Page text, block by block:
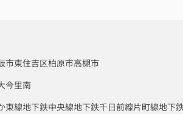
市東住吉区柏原市高槻市
今里南
東線地下鉄中央線地下鉄千日前線片町線地下